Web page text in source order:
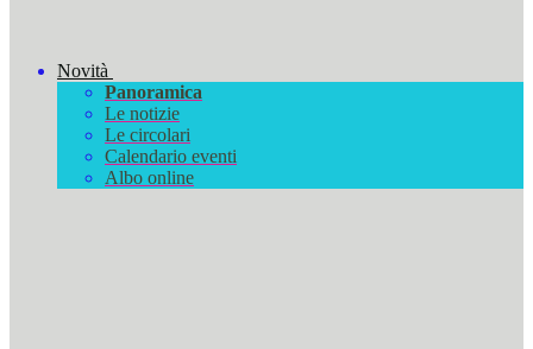
Novità
Panoramica
Le notizie
Le circolari
Calendario eventi
Albo online